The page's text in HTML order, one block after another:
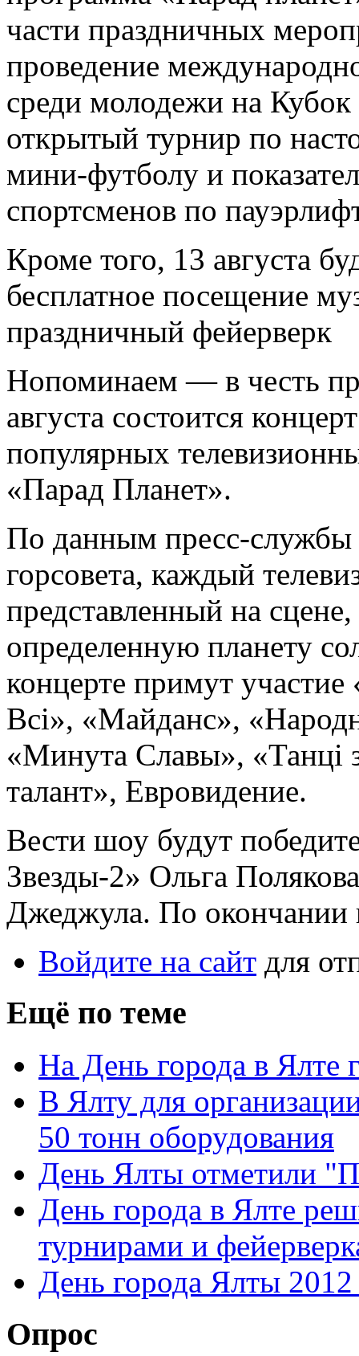
части праздничных
проведение
среди молодежи на
открытый турнир по
мини-футболу и
спортсменов по
Кроме того, 13 августа
бесплатное посещение
праздничный фейерверк
Нопоминаем — в честь
августа состоится
популярных
«Парад Планет».
По данным пресс-службы
горсовета, каждый
представленный на
определенную планету
концерте примут
Всі», «Майданс»,
«Минута Славы», «Танці
талант», Евровидение.
Вести шоу будут
Звезды-2» Ольга
Джеджула. По окончании
Войдите на сайт для
Ещё по теме
На День города в Ялте
В Ялту для
50 тонн оборудования
День Ялты отметили
День города в Ялте
турнирами и
День города Ялты 2012
Опрос